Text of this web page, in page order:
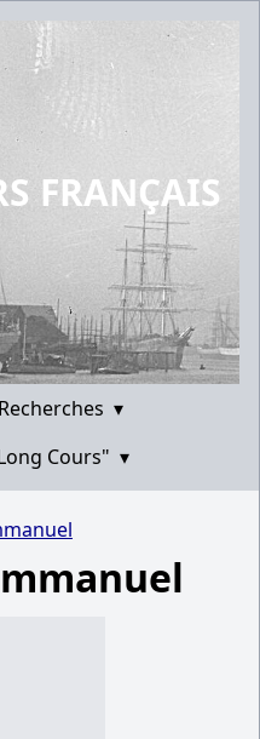
FRANÇAIS
Recherches ▾
Cours" ▾